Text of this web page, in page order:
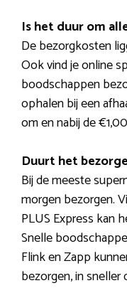
Is het duur om
De bezorgkosten
Ook vind je online
boodschappen
ophalen bij een
om en nabij de
Duurt het
Bij de meeste
morgen bezorgen.
PLUS Express kan
Snelle
Flink en Zapp
bezorgen, in sneller